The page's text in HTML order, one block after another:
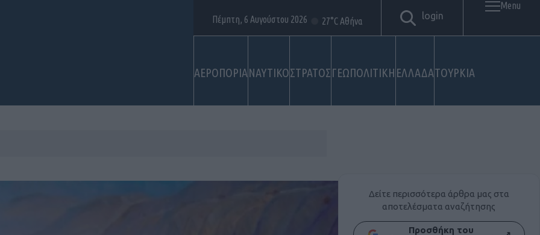
ΑΕΡΟΠΟΡΙΑΝΑΥΤΙΚΟΣΤΡΑΤΟΣΓΕΩΠΟΛΙΤΙΚΗ ΕΛΛΑΔΑΤΟΥΡΚΙΑ
Πέμπτη, 6 Αυγούστου 2026 27°C Αθήνα login
Menu
Δείτε περισσότερα άρθρα μας στα
αποτελέσματα αναζήτησης
Προσθήκη του